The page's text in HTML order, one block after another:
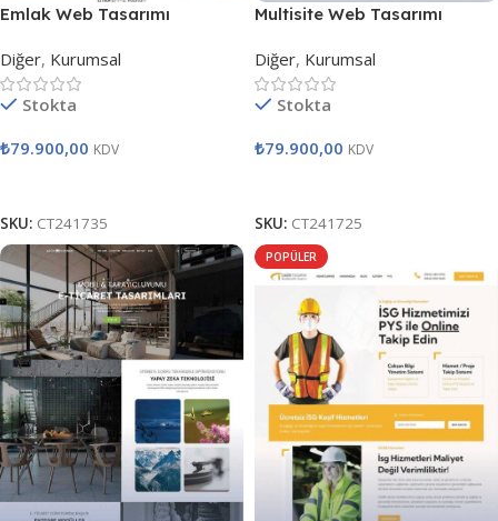
Emlak Web Tasarımı
Diğer, Kurumsal
Stokta
₺79.900,00 KDV
SKU: CT241735
Multisite Web Tasarımı
Diğer, Kurumsal
Stokta
₺79.900,00 KDV
SKU: CT241725
POPÜLER